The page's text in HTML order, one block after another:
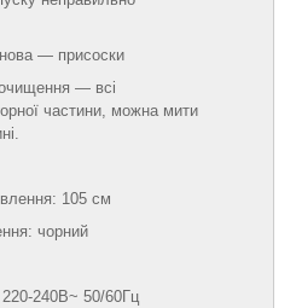
— присоски
— всі
частини, можна мити
105 см
чорний
240В~ 50/60Гц